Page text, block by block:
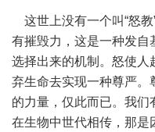
这世上没有一个叫“怒
有摧毁力，这是一种发自
选择出来的机制。怒使人
弃生命去实现一种尊严。
的力量，仅此而已。我们
在生物中世代相传，那是